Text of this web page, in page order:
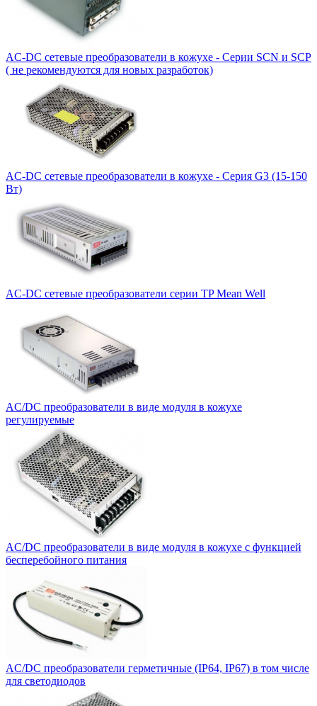
AC-DC сетевые преобразователи в кожухе - Серии SCN и SCP
( не рекомендуются для новых разработок)
AC-DC сетевые преобразователи в кожухе - Серия G3 (15-150
Вт)
AC-DC сетевые преобразователи серии TP Mean Well
AC/DC преобразователи в виде модуля в кожухе
регулируемые
AC/DC преобразователи в виде модуля в кожухе с функцией
бесперебойного питания
AC/DC преобразователи герметичные (IP64, IP67) в том числе
для светодиодов